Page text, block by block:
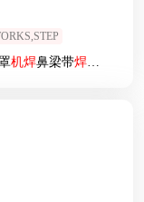
机焊鼻梁带焊耳带